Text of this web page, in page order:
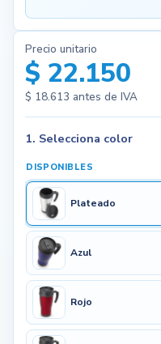
Precio unitario
$ 22.150
$ 18.613 antes de IVA
1. Selecciona color
DISPONIBLES
Plateado
Azul
Rojo